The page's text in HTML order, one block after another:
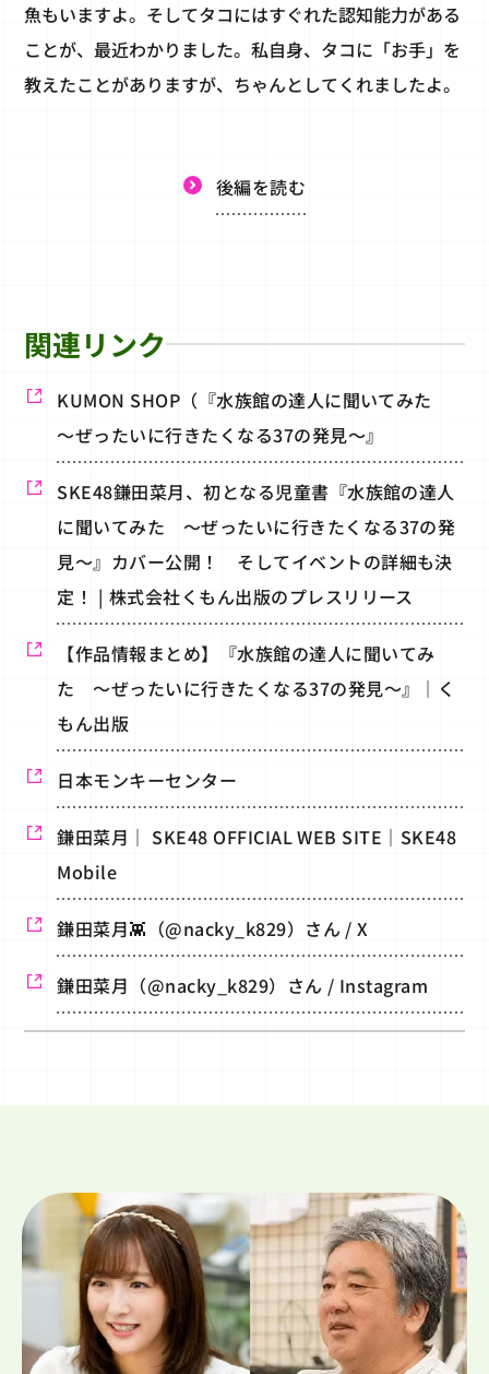
魚もいますよ。そしてタコにはすぐれた認知能力がある
ことが、最近わかりました。私自身、タコに「お手」を
教えたことがありますが、ちゃんとしてくれましたよ。
後編を読む
関連リンク
KUMON SHOP（『水族館の達人に聞いてみた
～ぜったいに行きたくなる37の発見～』
SKE48鎌田菜月、初となる児童書『水族館の達人
に聞いてみた ～ぜったいに行きたくなる37の発
見～』カバー公開！ そしてイベントの詳細も決
定！ | 株式会社くもん出版のプレスリリース
【作品情報まとめ】『水族館の達人に聞いてみ
た ～ぜったいに行きたくなる37の発見～』｜く
もん出版
日本モンキーセンター
鎌田菜月｜ SKE48 OFFICIAL WEB SITE｜SKE48
Mobile
鎌田菜月👾（@nacky_k829）さん / X
鎌田菜月（@nacky_k829）さん / Instagram